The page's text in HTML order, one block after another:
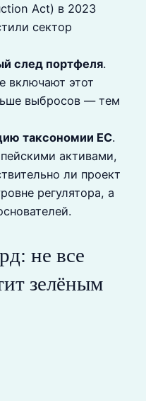
Act) в 2023
сектор
след портфеля.
включают этот
выбросов — тем
таксономии ЕС.
активами,
ли проект
регулятора, а
не все
зелёным